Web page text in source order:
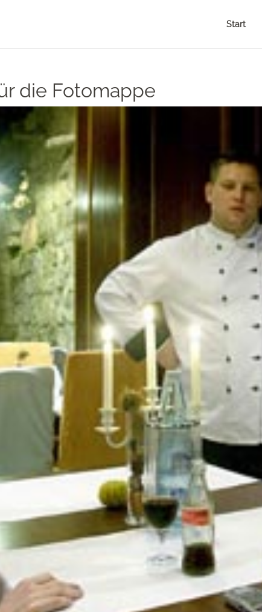
Start
die Fotomappe